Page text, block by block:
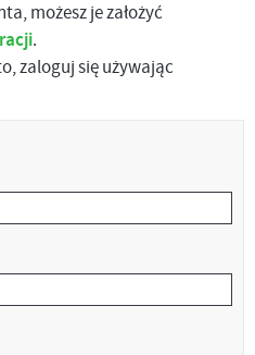
możesz je założyć
.
zaloguj się używając